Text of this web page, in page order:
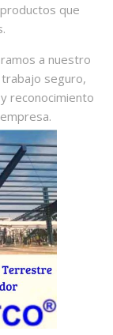
que
a nuestro
seguro,
reconocimiento